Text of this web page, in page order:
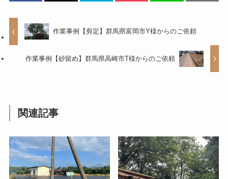
作業事例【剪定】群馬県富岡市Y様からのご依頼
作業事例【砂留め】群馬県高崎市T様からのご依頼
関連記事